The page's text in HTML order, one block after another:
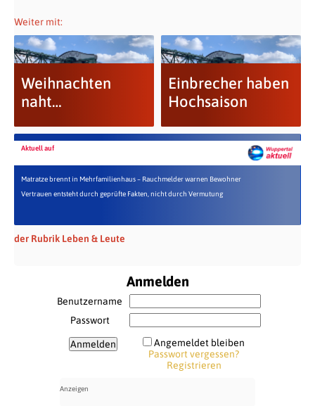
Weiter mit:
Weihnachten
naht…
Einbrecher haben
Hochsaison
Aktuell auf
Matratze brennt in Mehrfamilienhaus – Rauchmelder warnen Bewohner
Vertrauen entsteht durch geprüfte Fakten, nicht durch Vermutung
der Rubrik Leben & Leute
Anmelden
Benutzername
Passwort
Angemeldet bleiben
Passwort vergessen?
Registrieren